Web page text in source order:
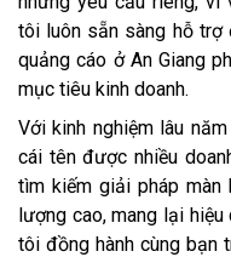
tôi luôn sẵn sàng hỗ trợ
quảng cáo ở An Giang
mục tiêu kinh doanh.
Với kinh nghiệm lâu
cái tên được nhiều
tìm kiếm giải pháp màn
lượng cao, mang lại
tôi đồng hành cùng bạn